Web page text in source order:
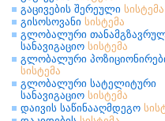
გაცივების შერეული სისტემა
გისოსოვანი სისტემა
გლობალური
სანავიგაციო სისტემა
გლობალური
სისტემა
გლობალური სატელიტური
სანავიგაციო სისტემა
დაივის საწინააღმდეგო